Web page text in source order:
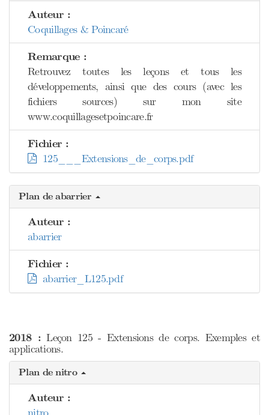
Auteur :
Coquillages & Poincaré
Remarque :
Retrouvez toutes les leçons et tous les
développements, ainsi que des cours (avec les
fichiers sources) sur mon site
www.coquillagesetpoincare.fr
Fichier :
125___Extensions_de_corps.pdf
Plan de abarrier
Auteur :
abarrier
Fichier :
abarrier_L125.pdf
2018 :Leçon 125 - Extensions de corps. Exemples et
applications.
Plan de nitro
Auteur :